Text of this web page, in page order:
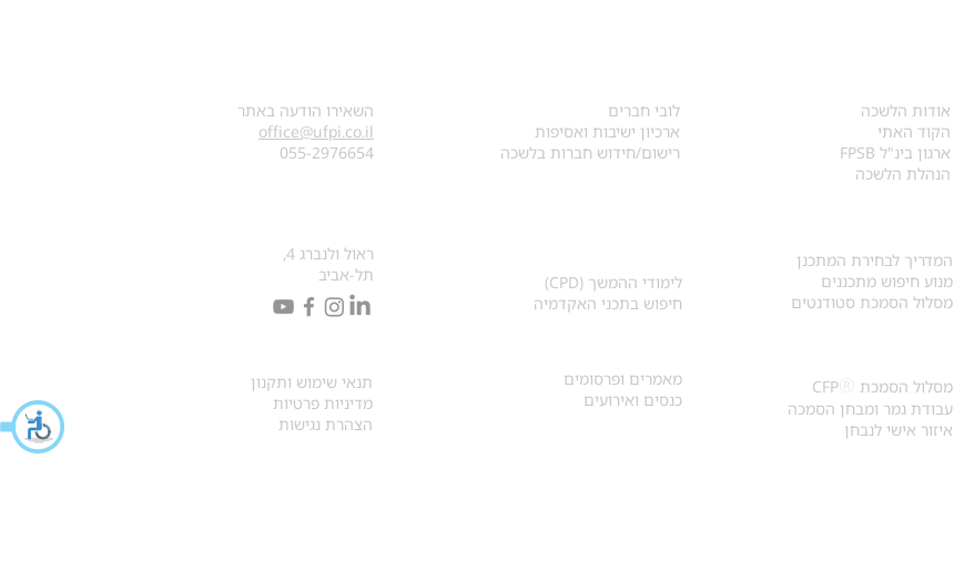
​אודות הלשכה
הקוד האתי
ארגון בינ"ל FPSB
הנהלת הלשכה
המדריך לבחירת המתכנן
מנוע חיפוש מתכננים
מסלול הסמכת סטודנטים
לובי חברים
ארכיון ישיבות ואסיפות
רישום/חידוש חברות בלשכה
השאירו הודעה באתר
office@ufpi.co.il
​055-2976654
לימודי ההמשך (CPD)
חיפוש בתכני האקדמיה
ראול ולנברג 4,
תל-אביב
מסלול הסמכת ®
CFP
עבודת גמר ומבחן הסמכה
איזור אישי לנבחן
מאמרים ופרסומים
כנסים ואירועים
תנאי שימוש ותקנון
מדיניות פרטיות
הצהרת נגישות